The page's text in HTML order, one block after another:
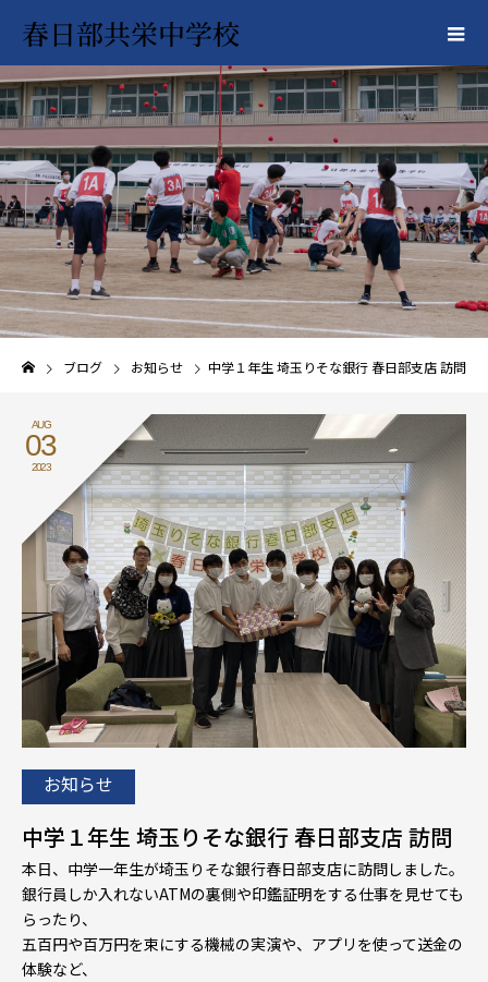
春日部共栄中学校
ブログ お知らせ 中学１年生 埼玉りそな銀行 春日部支店 訪問
AUG
03
2023
お知らせ
中学１年生 埼玉りそな銀行 春日部支店 訪問
本日、中学一年生が埼玉りそな銀行春日部支店に訪問しました。
銀行員しか入れないATMの裏側や印鑑証明をする仕事を見せても
らったり、
五百円や百万円を束にする機械の実演や、アプリを使って送金の
体験など、